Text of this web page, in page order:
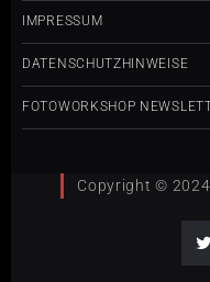
IMPRESSUM
DATENSCHUTZHINWEISE
FOTOWORKSHOP
Copyright ©